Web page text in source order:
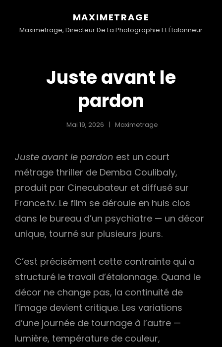
MAXIMETRAGE
Maximetrage, Directeur De La Photographie Et Étalonneur
Juste avant le
pardon
Mai 19, 2026 Maximetrage
Juste avant le pardon est un court
métrage thriller de Demba Coulibaly,
produit par Cinecubateur et diffusé sur
France.tv. Le film se déroule en huis clos
dans le bureau d’un psychiatre — un décor
unique, tourné sur plusieurs jours.
C’est précisément cette contrainte qui a
structuré le travail d’étalonnage. Quand le
décor ne change pas, la continuité de
l’image devient critique. Les variations
d’une journée de tournage à l’autre —
lumière, température de couleur,